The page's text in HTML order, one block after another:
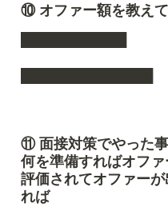
⑩ オファー額を教え
⑪ 面接対策でやった
何を準備すればオフ
評価されてオファー
れば